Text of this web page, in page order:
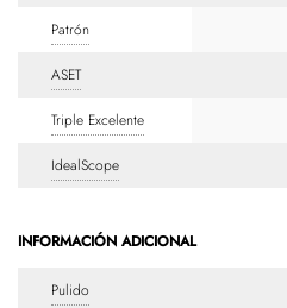
Patrón
ASET
Triple Excelente
IdealScope
INFORMACIÓN ADICIONAL
Pulido